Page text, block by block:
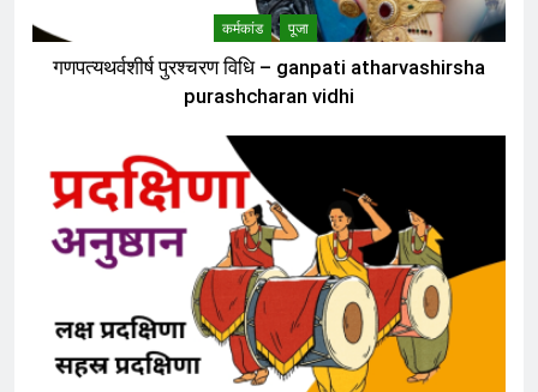
कर्मकांड पूजा
गणपत्यथर्वशीर्ष पुरश्चरण विधि – ganpati atharvashirsha
purashcharan vidhi